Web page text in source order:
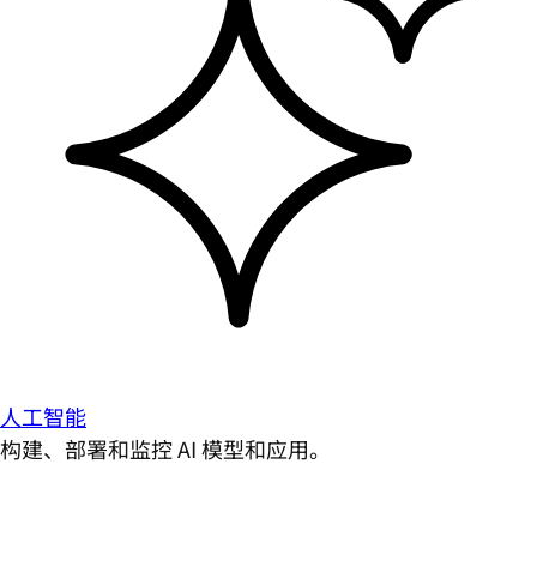
人工智能
构建、部署和监控 AI 模型和应用。